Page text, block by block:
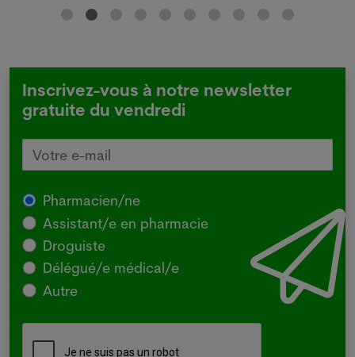
Inscrivez-vous à notre newsletter
gratuite du vendredi
Pharmacien/ne
Assistant/e en pharmacie
Droguiste
Délégué/e médical/e
Autre